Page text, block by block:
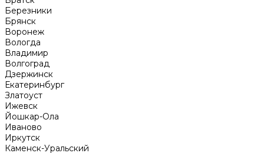
Березники
Брянск
Воронеж
Вологда
Владимир
Волгоград
Дзержинск
Екатеринбург
Златоуст
Ижевск
Йошкар-Ола
Иваново
Иркутск
Каменск-Уральский